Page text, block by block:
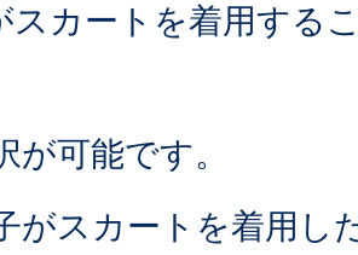
スカートを着用する
が可能です。
がスカートを着用し